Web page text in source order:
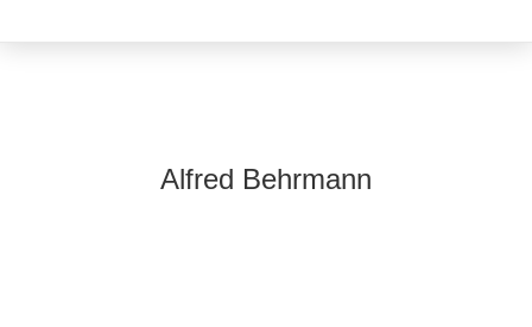
Alfred Behrmann